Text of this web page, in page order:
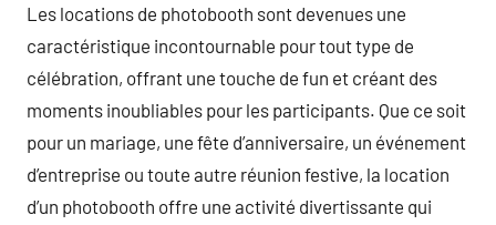
Les locations de photobooth sont devenues une
caractéristique incontournable pour tout type de
célébration, offrant une touche de fun et créant des
moments inoubliables pour les participants. Que ce soit
pour un mariage, une fête d’anniversaire, un événement
d’entreprise ou toute autre réunion festive, la location
d’un photobooth offre une activité divertissante qui